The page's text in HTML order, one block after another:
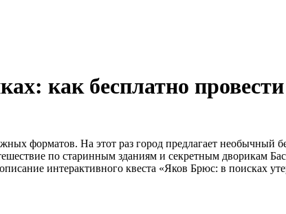
как бесплатно
форматов. На этот раз город предлагает необычный
по старинным зданиям и секретным дворикам
интерактивного квеста «Яков Брюс: в поисках